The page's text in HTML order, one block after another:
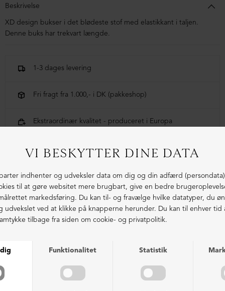
Beskrivelse
XD design bukser i det blødeste stof med elastikkant i taljen.
Denne buks har trekvart længde.
1-3 dages levering
Fri fragt fra 1.000,- i DK (pakkeshop)
Ekstraordinær kvalitet - produceret i Europa
LIGNENDE PRODUKTER